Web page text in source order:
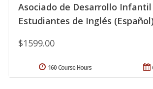
Asociado de Desarrollo
Estudiantes de Inglés (Español)
$1599.00
160 Course Hours